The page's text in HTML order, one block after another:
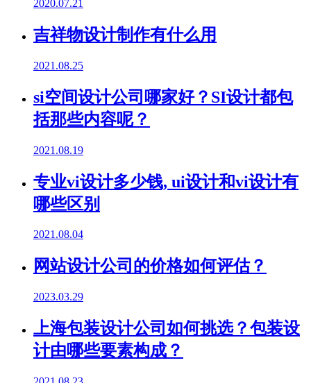
2020.07.21
吉祥物设计制作有什么用
2021.08.25
si空间设计公司哪家好？SI设计都包
括那些内容呢？
2021.08.19
专业vi设计多少钱, ui设计和vi设计有
哪些区别
2021.08.04
网站设计公司的价格如何评估？
2023.03.29
上海包装设计公司如何挑选？包装设
计由哪些要素构成？